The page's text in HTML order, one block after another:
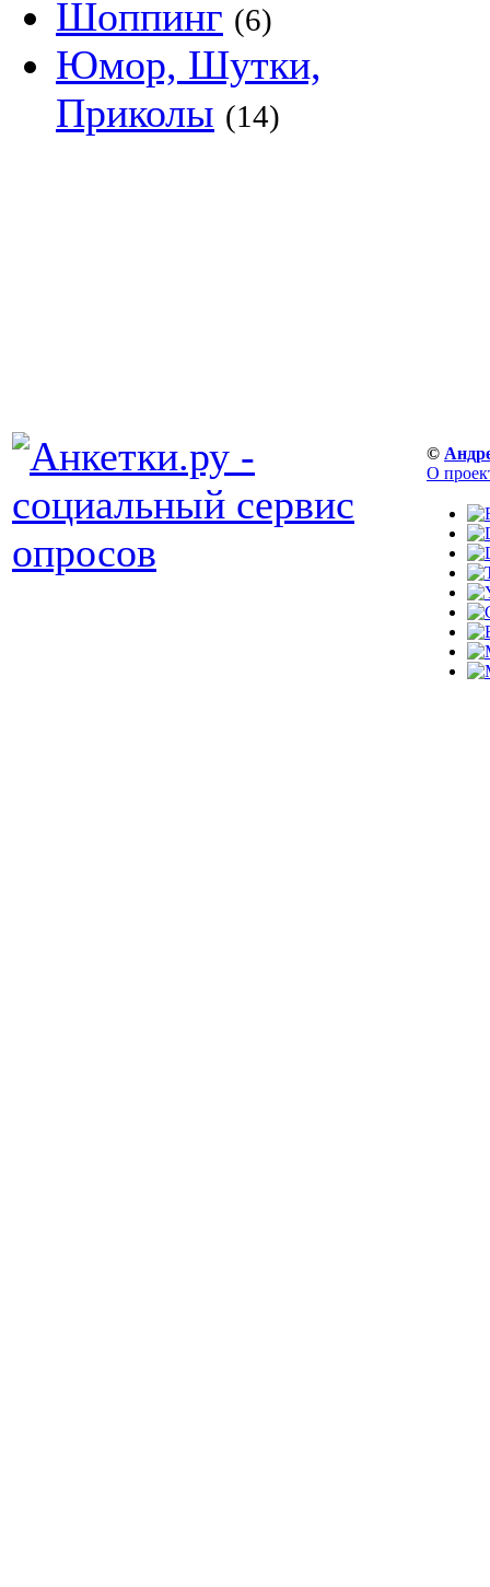
Шоппинг (6)
Юмор, Шутки,
Приколы (14)
©
О